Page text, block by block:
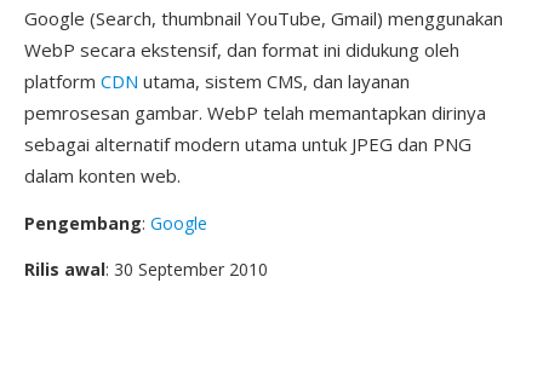
Google (Search, thumbnail YouTube, Gmail) menggunakan
WebP secara ekstensif, dan format ini didukung oleh
platform CDN utama, sistem CMS, dan layanan
pemrosesan gambar. WebP telah memantapkan dirinya
sebagai alternatif modern utama untuk JPEG dan PNG
dalam konten web.
Pengembang: Google
Rilis awal: 30 September 2010